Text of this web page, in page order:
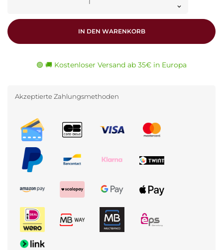
IN DEN WARENKORB
🟢 🚚 Kostenloser Versand ab 35€ in Europa
Akzeptierte Zahlungsmethoden